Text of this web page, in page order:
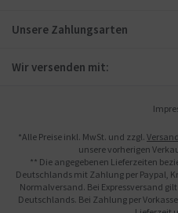
Unsere Zahlungsarten
Wir versenden mit:
*Alle Preise inkl. MwSt. und zzgl.
unsere vorherigen
** Die angegebenen Lieferzeiten
Deutschlands mit Zahlung per Paypal,
Normalversand. Bei Expressversand
Deutschlands. Bei Zahlung per